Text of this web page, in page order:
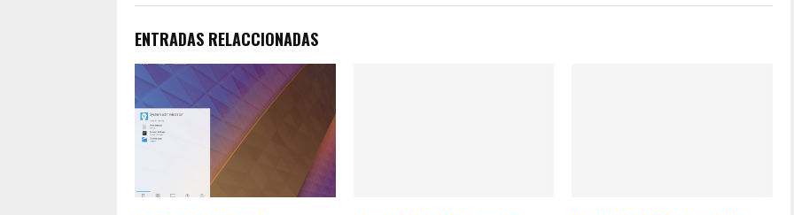
ENTRADAS RELACCIONADAS